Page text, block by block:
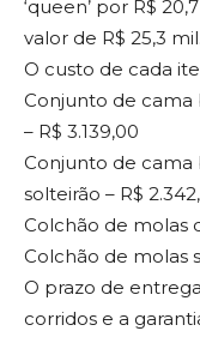
‘queen’ por R$
valor de R$ 25,3 mil.
O custo de cada
Conjunto de
– R$ 3.139,00
Conjunto de
solteirão – R$
Colchão de molas
Colchão de molas
O prazo de
corridos e a